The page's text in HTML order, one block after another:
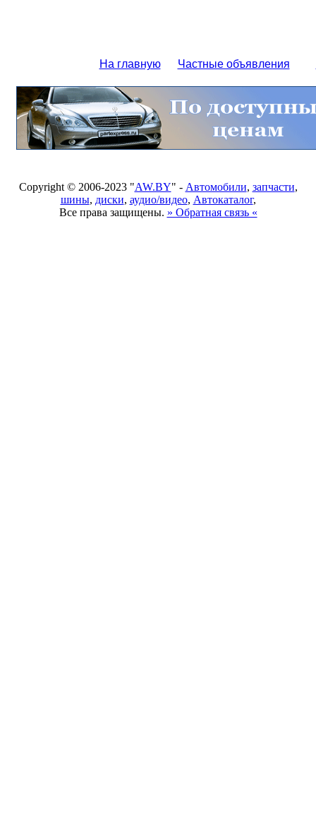
На главную Частные объявления
Copyright © 2006-2023 "AW.BY" - Автомобили, запчасти,
шины, диски, аудио/видео, Автокаталог,
Все права защищены. » Обратная связь «